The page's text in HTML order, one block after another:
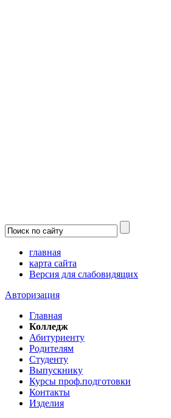
главная
карта сайта
Версия для слабовидящих
Авторизация
Главная
Колледж
Абитуриенту
Родителям
Студенту
Выпускнику
Курсы проф.подготовки
Контакты
Изделия